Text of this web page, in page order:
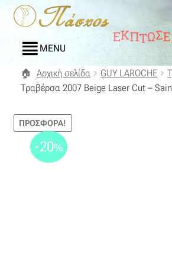
Απευθείας
μετάβαση
στην
πλοήγηση
Μετάβαση
σε
περιεχόμενο
MENU
Αρχική
Compare
Αρχική σελίδα GUY LAROCHE
Τραβέρσα 2007 Beige Laser Cut –
ΠΡΟΣΦΟΡΆ!
-20%